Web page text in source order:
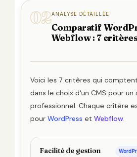
02ANALYSE DÉTAILLÉE
Comparatif
Webflow : 7
Voici les 7 critères qui
dans le choix d'un CMS pour un
professionnel. Chaque critère
pour WordPress et Webflow.
Facilité de gestion